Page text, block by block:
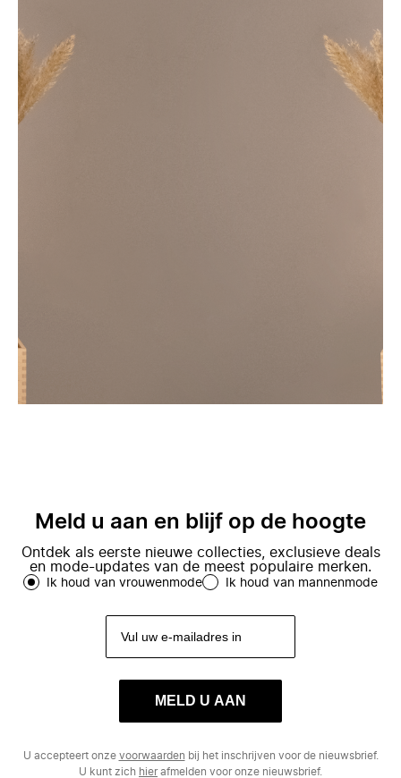
Meld u aan en blijf op de hoogte
Ontdek als eerste nieuwe collecties, exclusieve deals
en mode-updates van de meest populaire merken.
Ik houd van vrouwenmode Ik houd van mannenmode
MELD U AAN
U accepteert onze voorwaarden bij het inschrijven voor de nieuwsbrief.
U kunt zich hierafmelden voor onze nieuwsbrief.